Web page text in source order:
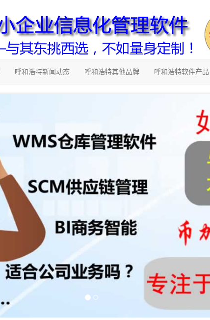
呼和浩特新闻动态 呼和浩特其他品牌 呼和浩特软件产品